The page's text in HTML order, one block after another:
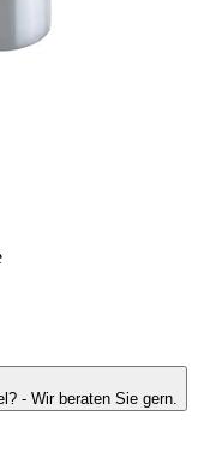
- Wir beraten Sie gern.